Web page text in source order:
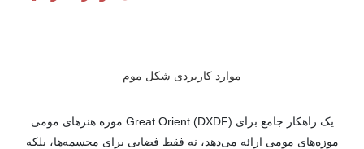
موارد کاربردی شکل موم
موزه هنرهای مومی Great Orient (DXDF) یک راهکار جامع برای
موزه‌های مومی ارائه می‌دهد، نه فقط فضایی برای مجسمه‌ها، بلکه